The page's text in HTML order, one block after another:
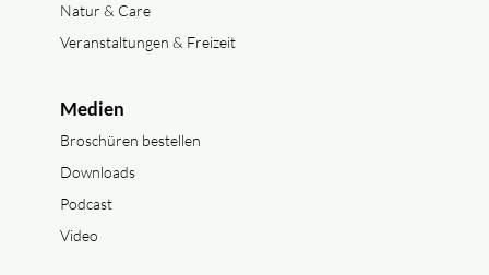
Natur & Care
Veranstaltungen & Freizeit
Medien
Broschüren bestellen
Downloads
Podcast
Video